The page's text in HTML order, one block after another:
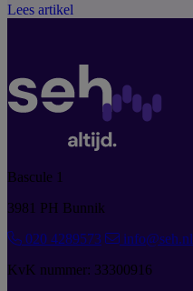
Lees artikel
Bascule 1
3981 PH Bunnik
020 4289573
info@seh.nl
KvK nummer: 33300916